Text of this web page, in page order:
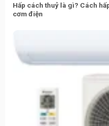
Hấp cách thuỷ là gì? Cách
cơm điện